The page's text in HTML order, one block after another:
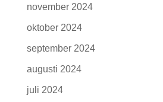
november 2024
oktober 2024
september 2024
augusti 2024
juli 2024